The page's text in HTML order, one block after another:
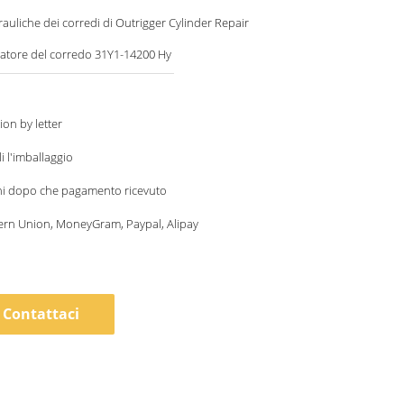
dei corredi di Outrigger Cylinder Repair
del corredo 31Y1-14200 Hy
by letter
l'imballaggio
dopo che pagamento ricevuto
Union, MoneyGram, Paypal, Alipay
Contattaci